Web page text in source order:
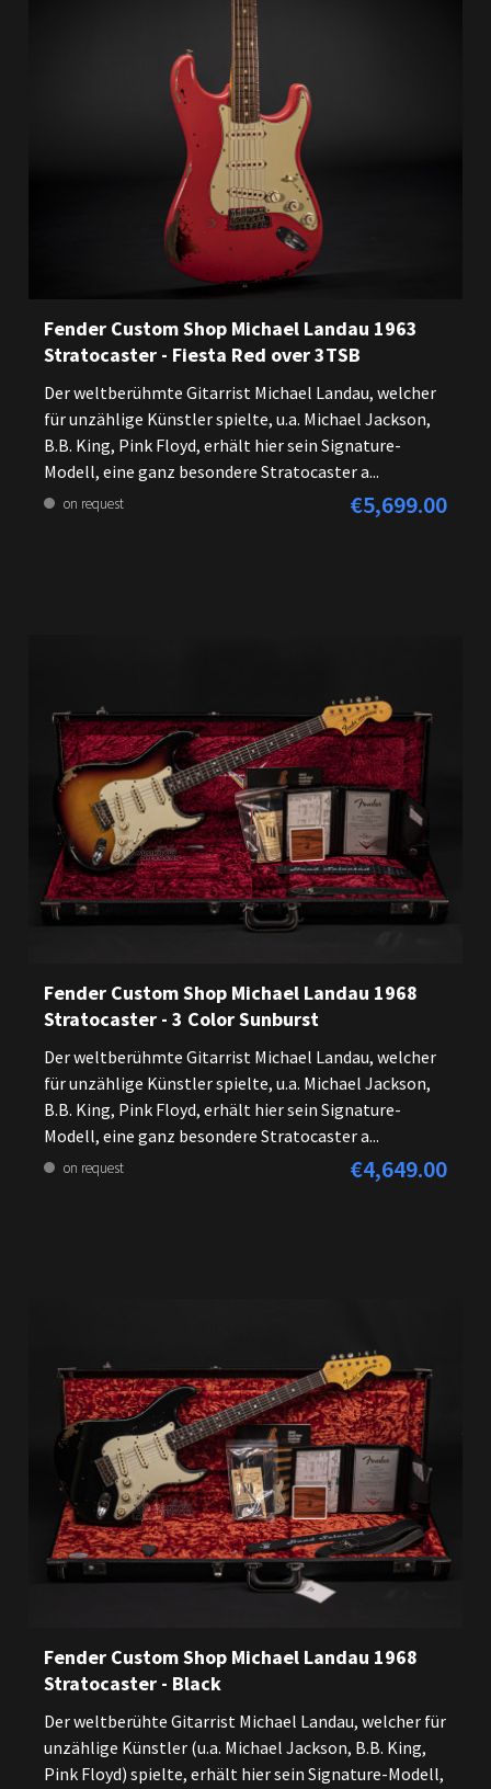
Fender Custom Shop Michael Landau 1963
Stratocaster - Fiesta Red over 3TSB
Der weltberühmte Gitarrist Michael Landau, welcher
für unzählige Künstler spielte, u.a. Michael Jackson,
B.B. King, Pink Floyd, erhält hier sein Signature-
Modell, eine ganz besondere Stratocaster a...
on request Regular price:
€5,699.00
Fender Custom Shop Michael Landau 1968
Stratocaster - 3 Color Sunburst
Der weltberühmte Gitarrist Michael Landau, welcher
für unzählige Künstler spielte, u.a. Michael Jackson,
B.B. King, Pink Floyd, erhält hier sein Signature-
Modell, eine ganz besondere Stratocaster a...
on request Regular price:
€4,649.00
Fender Custom Shop Michael Landau 1968
Stratocaster - Black
Der weltberühte Gitarrist Michael Landau, welcher für
unzählige Künstler (u.a. Michael Jackson, B.B. King,
Pink Floyd) spielte, erhält hier sein Signature-Modell,